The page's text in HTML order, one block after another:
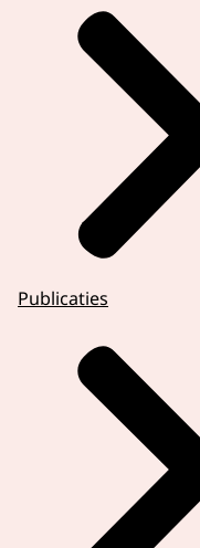
Publicaties